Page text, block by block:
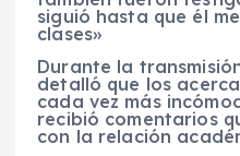
siguió hasta que él
clases»
Durante la
detalló que los
cada vez más
recibió comentarios
con la relación